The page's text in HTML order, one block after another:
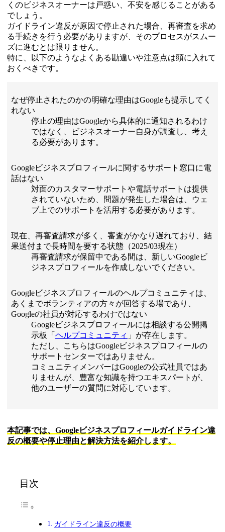
くのビジネスオーナーは戸惑い、不安を感じることがある
でしょう。
ガイドライン違反が原因で停止された場合、再審査を求め
る手続きを行う必要がありますが、そのプロセスがスムー
ズに進むとは限りません。
特に、以下のようなよくある勘違いや注意点は頭に入れて
おくべきです。
なぜ停止されたのかの明確な理由はGoogleも提示してく
れない
停止の理由はGoogleから具体的に通知されるわけ
ではなく、ビジネスオーナー自身が調査し、考え
る必要があります。
Googleビジネスプロフィールに関するサポート窓口に電
話はない
対面のカスタマーサポートや電話サポートは提供
されていないため、問題が発生した場合は、ウェ
ブ上でのサポートを活用する必要があります。
現在、再審査請求が多く、審査がかなり遅れており、結
果送付まで長時間を要する状態（2025/03現在）
再審査請求が保留中である間は、新しいGoogleビ
ジネスプロフィールを作成しないでください。
Googleビジネスプロフィールのヘルプコミュニティは、
あくまでボランティアの方々が回答する場であり、
Googleの社員が対応するわけではない
Googleビジネスプロフィールには相談する公開掲
示板「 ヘルプコミュニティ 」が存在します。
ただし、こちらはGoogleビジネスプロフィールの
サポートセンターではありません。
コミュニティメンバーはGoogleの公式社員ではあ
りませんが、豊富な知識を持つエキスパートが、
他のユーザーの質問に対応しています。
本記事では、Googleビジネスプロフィールガイドライン違
反の概要や停止理由と解決方法を紹介します。
目次
ガイドライン違反の概要